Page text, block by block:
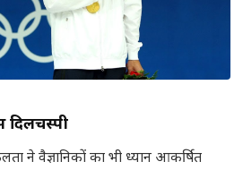
दिलचस्पी
ने वैज्ञानिकों का भी ध्यान आकर्षित